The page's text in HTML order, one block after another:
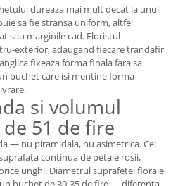
dureaza mai mult decat la unul
sa fie stransa uniform, altfel
sau marginile cad. Floristul
exterior, adaugand fiecare trandafir
fixeaza forma finala fara sa
buchet care isi mentine forma
si volumul
51 de fire
— nu piramidala, nu asimetrica. Cei
continua de petale rosii,
unghi. Diametrul suprafetei florale